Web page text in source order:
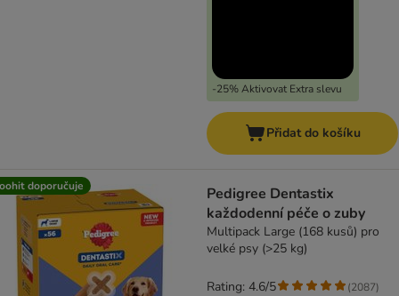
-25% Aktivovat Extra slevu
Přidat do košíku
doporučuje
Pedigree Dentastix
každodenní péče o zuby
Multipack Large (168 kusů) pro
velké psy (>25 kg)
Rating: 4.6/5 (2087)